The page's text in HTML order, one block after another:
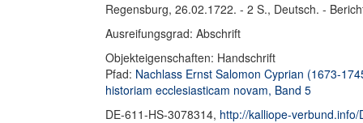
Regensburg, 26.02.1722. - 2 S., Deutsch. -
Ausreifungsgrad: Abschrift
Objekteigenschaften: Handschrift
Pfad: Nachlass Ernst Salomon Cyprian (1673-
historiam ecclesiasticam novam, Band 5
DE-611-HS-3078314, http://kalliope-